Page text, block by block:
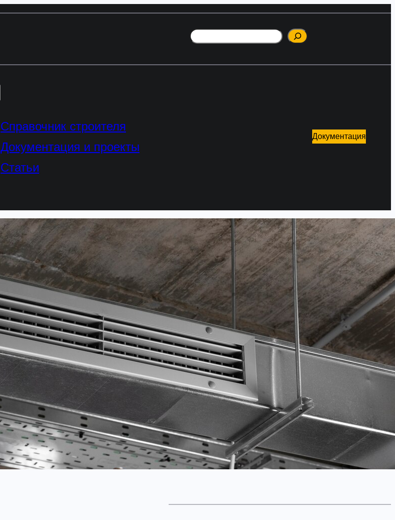
Поиск
Справочник строителя
Документация и проекты
Статьи
Документация